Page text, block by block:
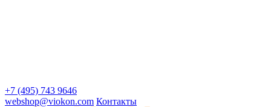
+7 (495) 743 9646
webshop@viokon.com Контакты